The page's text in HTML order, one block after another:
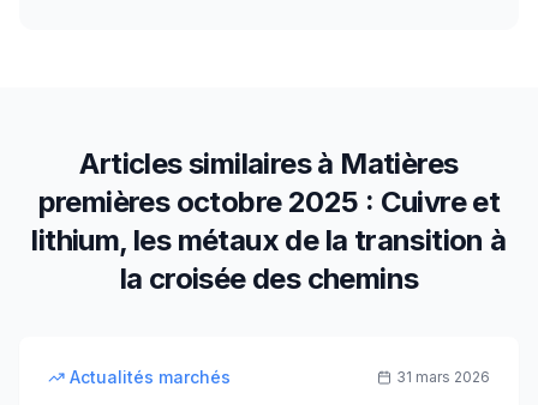
Articles similaires à Matières
premières octobre 2025 : Cuivre et
lithium, les métaux de la transition à
la croisée des chemins
Actualités marchés 31 mars 2026